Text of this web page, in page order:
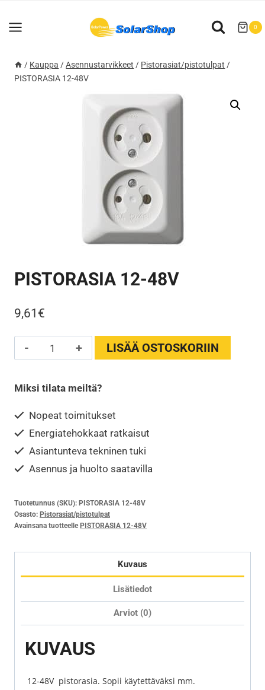
sisältöön
0
/ Kauppa / Asennustarvikkeet / Pistorasiat/pistotulpat /
PISTORASIA 12-48V
PISTORASIA 12-48V
9,61 €
PISTORASIA
12-
määrä
LISÄÄ OSTOSKORIIN
Miksi tilata meiltä?
Nopeat toimitukset
Energiatehokkaat ratkaisut
Asiantunteva tekninen tuki
Asennus ja huolto saatavilla
Tuotetunnus (SKU): PISTORASIA 12-48V
Osasto: Pistorasiat/pistotulpat
Avainsana tuotteelle PISTORASIA 12-48V
Kuvaus
Lisätiedot
Arviot (0)
KUVAUS
12-48V pistorasia. Sopii käytettäväksi mm.